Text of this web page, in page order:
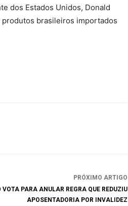
dos Estados Unidos, Donald
produtos brasileiros importados
PRÓXIMO ARTIGO
VOTA PARA ANULAR REGRA QUE REDUZIU
APOSENTADORIA POR INVALIDEZ